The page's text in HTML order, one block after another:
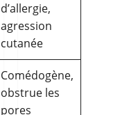
d’allergie,
agression
cutanée
Comédogène,
obstrue les
pores